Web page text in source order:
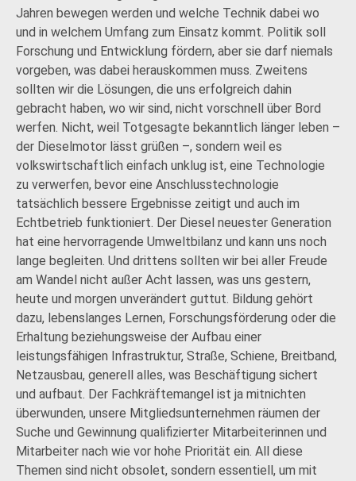
Jahren bewegen werden und welche Technik dabei wo
und in welchem Umfang zum Einsatz kommt. Politik soll
Forschung und Entwicklung fördern, aber sie darf niemals
vorgeben, was dabei herauskommen muss. Zweitens
sollten wir die Lösungen, die uns erfolgreich dahin
gebracht haben, wo wir sind, nicht vorschnell über Bord
werfen. Nicht, weil Totgesagte bekanntlich länger leben –
der Dieselmotor lässt grüßen –, sondern weil es
volkswirtschaftlich einfach unklug ist, eine Technologie
zu verwerfen, bevor eine Anschlusstechnologie
tatsächlich bessere Ergebnisse zeitigt und auch im
Echtbetrieb funktioniert. Der Diesel neuester Generation
hat eine hervorragende Umweltbilanz und kann uns noch
lange begleiten. Und drittens sollten wir bei aller Freude
am Wandel nicht außer Acht lassen, was uns gestern,
heute und morgen unverändert guttut. Bildung gehört
dazu, lebenslanges Lernen, Forschungsförderung oder die
Erhaltung beziehungsweise der Aufbau einer
leistungsfähigen Infrastruktur, Straße, Schiene, Breitband,
Netzausbau, generell alles, was Beschäftigung sichert
und aufbaut. Der Fachkräftemangel ist ja mitnichten
überwunden, unsere Mitgliedsunternehmen räumen der
Suche und Gewinnung qualifizierter Mitarbeiterinnen und
Mitarbeiter nach wie vor hohe Priorität ein. All diese
Themen sind nicht obsolet, sondern essentiell, um mit